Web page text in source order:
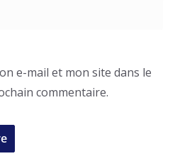
e-mail et mon site dans le
commentaire.